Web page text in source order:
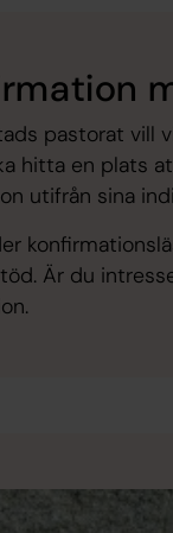
pastorat vill
hitta en plats
utifrån sina
Är du